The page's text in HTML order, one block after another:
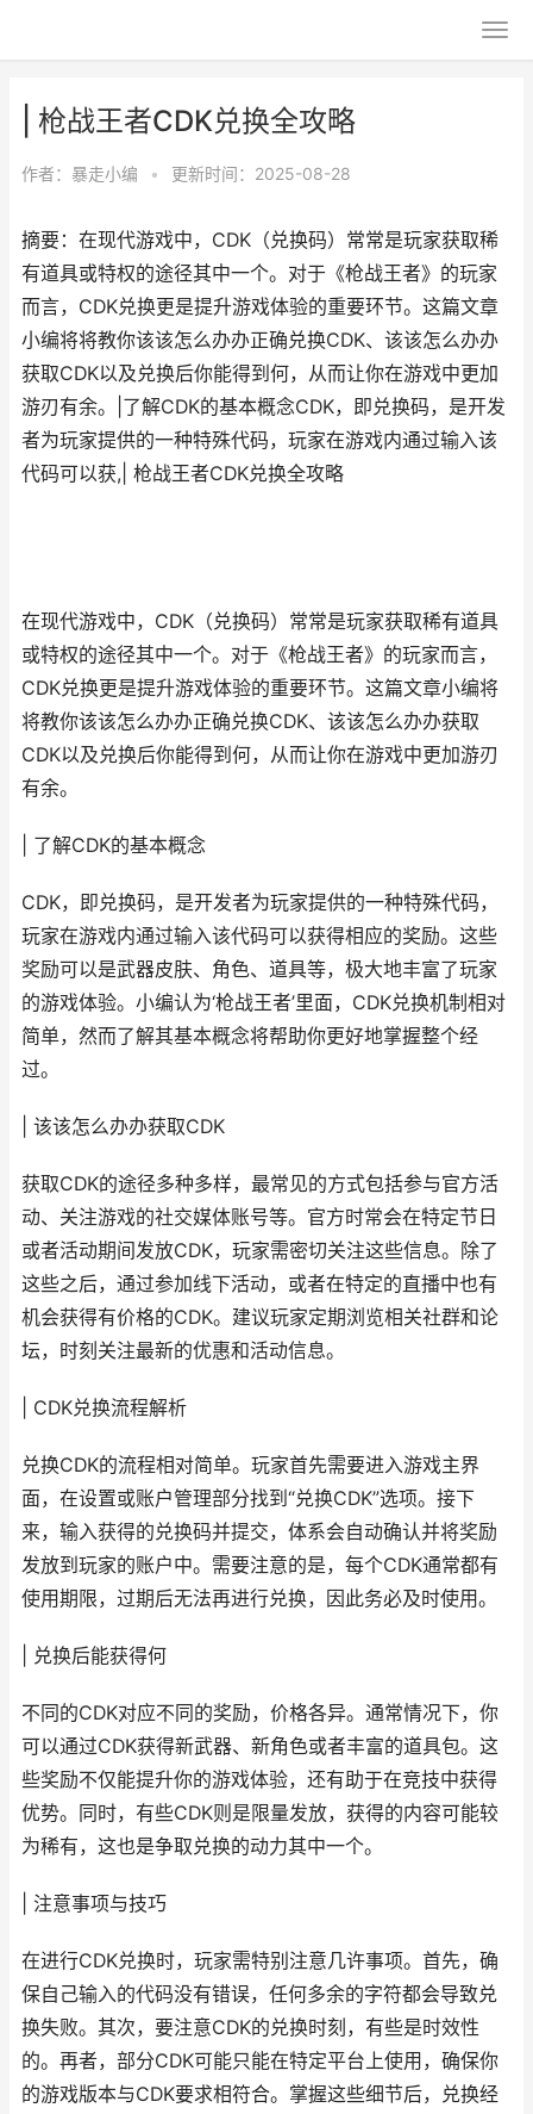
| 枪战王者CDK兑换全攻略
作者： 暴走小编 • 更新时间：2025-08-28
摘要：在现代游戏中，CDK（兑换码）常常是玩家获取稀
有道具或特权的途径其中一个。对于《枪战王者》的玩家
而言，CDK兑换更是提升游戏体验的重要环节。这篇文章
小编将将教你该该怎么办办正确兑换CDK、该该怎么办办
获取CDK以及兑换后你能得到何，从而让你在游戏中更加
游刃有余。|了解CDK的基本概念CDK，即兑换码，是开发
者为玩家提供的一种特殊代码，玩家在游戏内通过输入该
代码可以获,| 枪战王者CDK兑换全攻略
在现代游戏中，CDK（兑换码）常常是玩家获取稀有道具
或特权的途径其中一个。对于《枪战王者》的玩家而言，
CDK兑换更是提升游戏体验的重要环节。这篇文章小编将
将教你该该怎么办办正确兑换CDK、该该怎么办办获取
CDK以及兑换后你能得到何，从而让你在游戏中更加游刃
有余。
| 了解CDK的基本概念
CDK，即兑换码，是开发者为玩家提供的一种特殊代码，
玩家在游戏内通过输入该代码可以获得相应的奖励。这些
奖励可以是武器皮肤、角色、道具等，极大地丰富了玩家
的游戏体验。小编认为‘枪战王者’里面，CDK兑换机制相对
简单，然而了解其基本概念将帮助你更好地掌握整个经
过。
| 该该怎么办办获取CDK
获取CDK的途径多种多样，最常见的方式包括参与官方活
动、关注游戏的社交媒体账号等。官方时常会在特定节日
或者活动期间发放CDK，玩家需密切关注这些信息。除了
这些之后，通过参加线下活动，或者在特定的直播中也有
机会获得有价格的CDK。建议玩家定期浏览相关社群和论
坛，时刻关注最新的优惠和活动信息。
| CDK兑换流程解析
兑换CDK的流程相对简单。玩家首先需要进入游戏主界
面，在设置或账户管理部分找到“兑换CDK”选项。接下
来，输入获得的兑换码并提交，体系会自动确认并将奖励
发放到玩家的账户中。需要注意的是，每个CDK通常都有
使用期限，过期后无法再进行兑换，因此务必及时使用。
| 兑换后能获得何
不同的CDK对应不同的奖励，价格各异。通常情况下，你
可以通过CDK获得新武器、新角色或者丰富的道具包。这
些奖励不仅能提升你的游戏体验，还有助于在竞技中获得
优势。同时，有些CDK则是限量发放，获得的内容可能较
为稀有，这也是争取兑换的动力其中一个。
| 注意事项与技巧
在进行CDK兑换时，玩家需特别注意几许事项。首先，确
保自己输入的代码没有错误，任何多余的字符都会导致兑
换失败。其次，要注意CDK的兑换时刻，有些是时效性
的。再者，部分CDK可能只能在特定平台上使用，确保你
的游戏版本与CDK要求相符合。掌握这些细节后，兑换经